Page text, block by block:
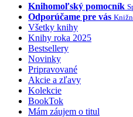
Knihomoľský pomocník
Odporúčame pre vás
Všetky knihy
Knihy roka 2025
Bestsellery
Novinky
Pripravované
Akcie a zľavy
Kolekcie
BookTok
Mám záujem o titul